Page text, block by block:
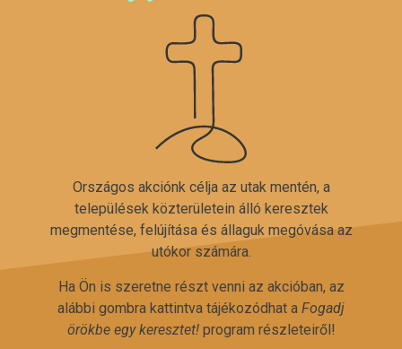
Országos akciónk célja az utak mentén, a
települések közterületein álló keresztek
megmentése, felújítása és állaguk megóvása az
utókor számára.
Ha Ön is szeretne részt venni az akcióban, az
alábbi gombra kattintva tájékozódhat a Fogadj
örökbe egy keresztet!program részleteiről!